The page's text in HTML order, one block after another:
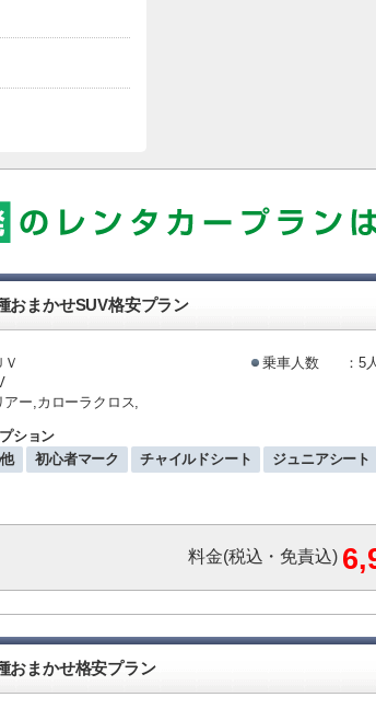
おまかせSUV格安プラン
Ｖ 乗車人数
：5
アー,カローラクロス,
ション
初心者マーク チャイルドシート ジュニアシート
料金(税込・免責込)
おまかせ格安プラン